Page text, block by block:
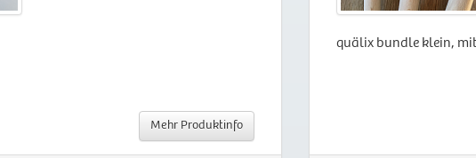
Mehr Produktinfo
quälix bundle klein,